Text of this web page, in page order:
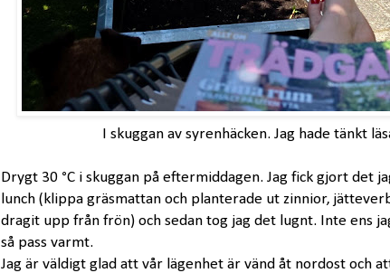
I skuggan av syrenhäcken. Jag hade tänkt
Drygt 30 °C i skuggan på eftermiddagen. Jag fick gjort det
lunch (klippa gräsmattan och planterade ut zinnior,
dragit upp från frön) och sedan tog jag det lugnt. Inte ens
så pass varmt.
Jag är väldigt glad att vår lägenhet är vänd åt nordost och